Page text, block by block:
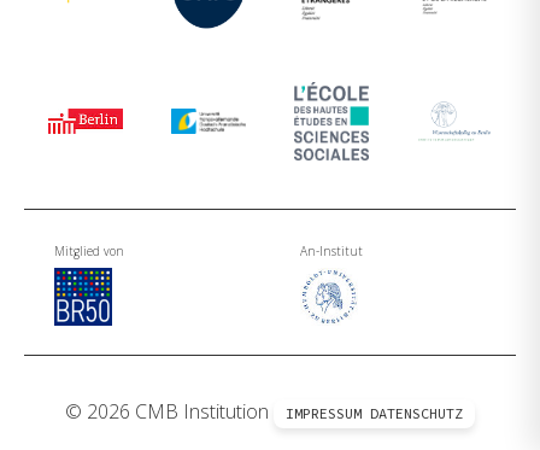
Mitglied von An-Institut
© 2026 CMB Institution IMPRESSUM DATENSCHUTZ